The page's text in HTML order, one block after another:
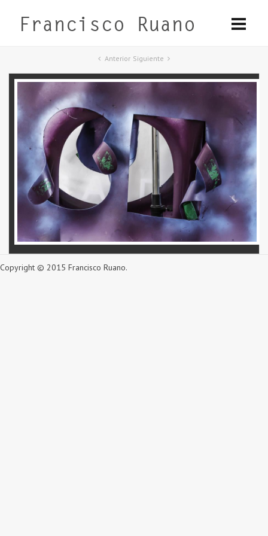
Anterior Siguiente
Copyright © 2015 Francisco Ruano.